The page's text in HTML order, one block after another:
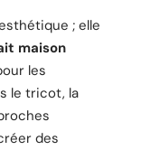
; elle
maison
les
le tricot, la
des